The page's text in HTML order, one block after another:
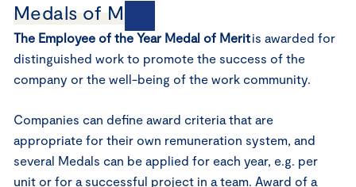
Medals of Merit
The Employee of the Year Medal of Meritis awarded for
distinguished work to promote the success of the
company or the well-being of the work community.
Companies can define award criteria that are
appropriate for their own remuneration system, and
several Medals can be applied for each year, e.g. per
unit or for a successful project in a team. Award of a